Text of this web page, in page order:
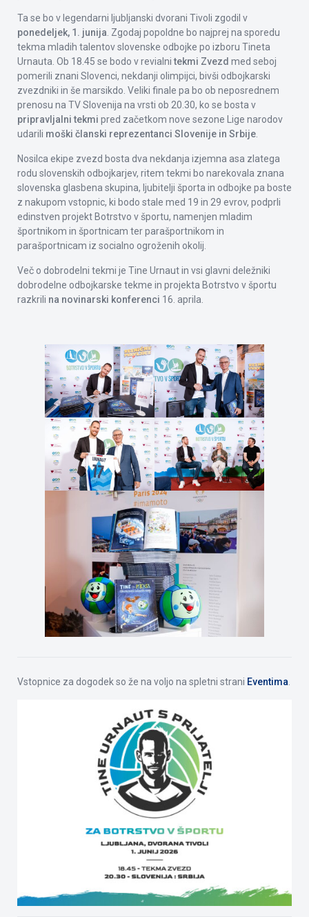
Ta se bo v legendarni ljubljanski dvorani Tivoli zgodil v
ponedeljek, 1. junija. Zgodaj popoldne bo najprej na sporedu
tekma mladih talentov slovenske odbojke po izboru Tineta
Urnauta. Ob 18.45 se bodo v revialnitekmi Zvezd med seboj
pomerili znani Slovenci, nekdanji olimpijci, bivši odbojkarski
zvezdniki in še marsikdo. Veliki finale pa bo ob neposrednem
prenosu na TV Slovenija na vrsti ob 20.30, ko se bosta v
pripravljalni tekmi pred začetkom nove sezone Lige narodov
udarili moški članski reprezentanci Slovenije in Srbije.
Nosilca ekipe zvezd bosta dva nekdanja izjemna asa zlatega
rodu slovenskih odbojkarjev, ritem tekmi bo narekovala znana
slovenska glasbena skupina, ljubitelji športa in odbojke pa boste
z nakupom vstopnic, ki bodo stale med 19 in 29 evrov, podprli
edinstven projekt Botrstvo v športu, namenjen mladim
športnikom in športnicam ter parašportnikom in
parašportnicam iz socialno ogroženih okolij.
Več o dobrodelni tekmi je Tine Urnaut in vsi glavni deležniki
dobrodelne odbojkarske tekme in projekta Botrstvo v športu
razkrili na novinarski konferenci 16. aprila.
Vstopnice za dogodek so že na voljo na spletni strani Eventima.